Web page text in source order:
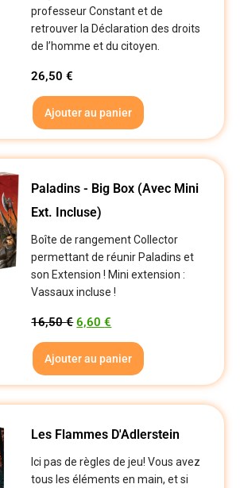
professeur Constant et de
retrouver la Déclaration des droits
de l’homme et du citoyen.
26,50€
Ajouter au panier
Paladins - Big Box (avec Mini
Ext. Incluse)
Boîte de rangement Collector
permettant de réunir Paladins et
son Extension ! Mini extension :
Vassaux incluse !
16,50€ 6,60€
Ajouter au panier
Les Flammes D'Adlerstein
Ici pas de règles de jeu! Vous avez
tous les éléments en main, et si